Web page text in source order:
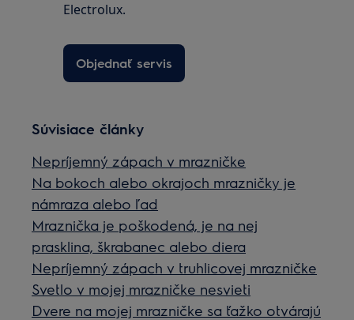
Electrolux.
Objednať servis
Súvisiace články
Nepríjemný zápach v mrazničke
Na bokoch alebo okrajoch mrazničky je
námraza alebo ľad
Mraznička je poškodená, je na nej
prasklina, škrabanec alebo diera
Nepríjemný zápach v truhlicovej mrazničke
Svetlo v mojej mrazničke nesvieti
Dvere na mojej mrazničke sa ťažko otvárajú